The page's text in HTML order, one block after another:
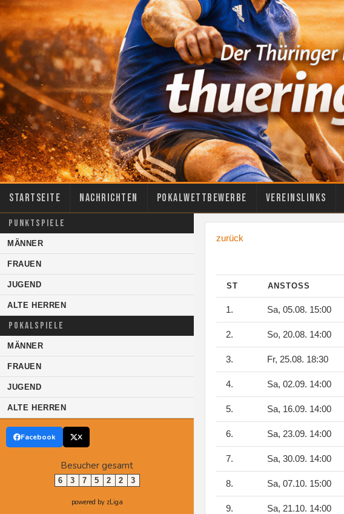
Startseite Nachrichten Pokalwettbewerbe Vereinslinks
PUNKTSPIELE
MÄNNER
FRAUEN
JUGEND
ALTE HERREN
POKALSPIELE
MÄNNER
FRAUEN
JUGEND
ALTE HERREN
Facebook X
Besucher gesamt
6 3 7 5 2 2 3
powered by zLiga
zurück
ST ANSTOSS
1. Sa, 05.08. 15:00
2. So, 20.08. 14:00
3. Fr, 25.08. 18:30
4. Sa, 02.09. 14:00
5. Sa, 16.09. 14:00
6. Sa, 23.09. 14:00
7. Sa, 30.09. 14:00
8. Sa, 07.10. 15:00
9. Sa, 21.10. 14:00